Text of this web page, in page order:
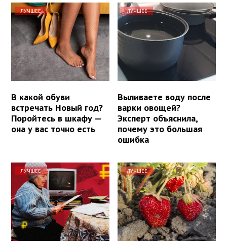
ЛУЧШЕЕ
В какой обуви
встречать Новый год?
Поройтесь в шкафу —
она у вас точно есть
ЛУЧШЕЕ
Выливаете воду после
варки овощей?
Эксперт объяснила,
почему это большая
ошибка
ЛУЧШЕЕ ЛУЧШЕЕ